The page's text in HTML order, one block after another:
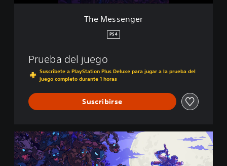
r
The Messenger
PS4
Prueba del juego
Suscríbete a PlayStation Plus Deluxe para jugar a la prueba del
juego completo durante 1 horas
Suscribirse
T
h
e